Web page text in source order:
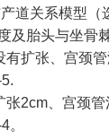
道关系模型（
及胎头与坐骨
有扩张、宫颈
张2cm、宫颈
。